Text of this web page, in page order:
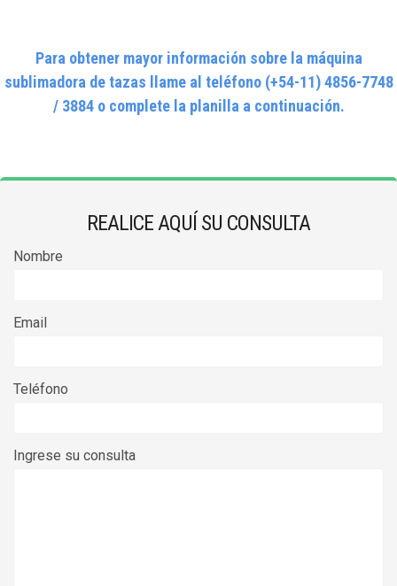
Para obtener mayor información sobre la máquina
sublimadora de tazas
llame al teléfono (+54-11) 4856-7748
/ 3884 o complete la planilla a continuación.
REALICE AQUÍ SU CONSULTA
Nombre
Email
Teléfono
Ingrese su consulta